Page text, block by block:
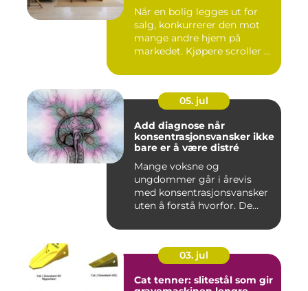
Når en bolig legges ut for
salg, konkurrerer den mot
mange andre hjem på
markedet. Kjøpere scroller ...
05. jul
Add diagnose når
konsentrasjonsvansker ikke
bare er å være distré
Mange voksne og
ungdommer går i årevis
med konsentrasjonsvansker
uten å forstå hvorfor. De
03. jul
Cat tenner: slitestål som gir